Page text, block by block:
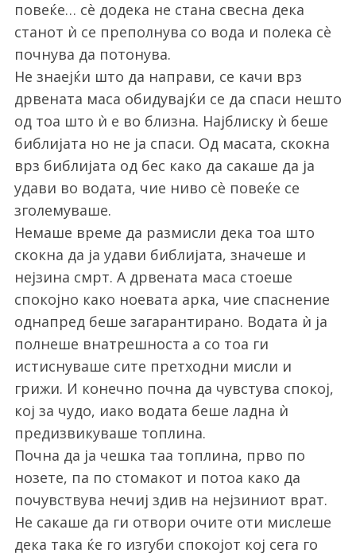
повеќе… сѐ додека не стана свесна дека
станот ѝ се преполнува со вода и полека сѐ
почнува да потонува.
Не знаејќи што да направи, се качи врз
дрвената маса обидувајќи се да спаси нешто
од тоа што ѝ е во близна. Најблиску ѝ беше
библијата но не ја спаси. Од масата, скокна
врз библијата од бес како да сакаше да ја
удави во водата, чие ниво сѐ повеќе се
зголемуваше.
Немаше време да размисли дека тоа што
скокна да ја удави библијата, значеше и
нејзина смрт. А дрвената маса стоеше
спокојно како ноевата арка, чие спаснение
однапред беше загарантирано. Водата ѝ ја
полнеше внатрешноста а со тоа ги
истиснуваше сите претходни мисли и
грижи. И конечно почна да чувстува спокој,
кој за чудо, иако водата беше ладна ѝ
предизвикуваше топлина.
Почна да ја чешка таа топлина, прво по
нозете, па по стомакот и потоа како да
почувствува нечиј здив на нејзиниот врат.
Не сакаше да ги отвори очите оти мислеше
дека така ќе го изгуби спокојот кој сега го
e
a
r
c
f
o
r
: